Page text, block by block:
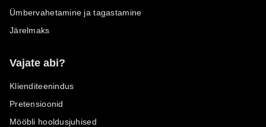
Ümbervahetamine ja tagastamine
Järelmaks
Vajate abi?
Klienditeenindus
Pretensioonid
Mööbli hooldusjuhised